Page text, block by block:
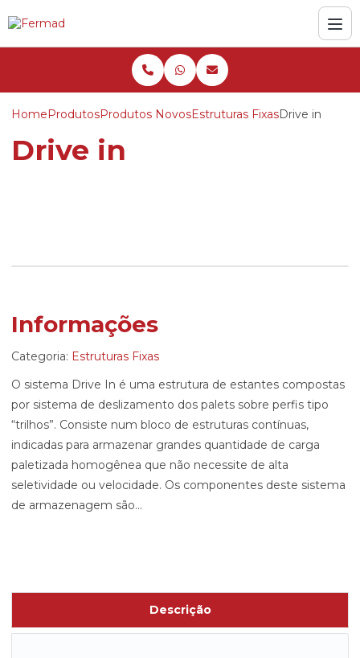
HomeProdutosProdutos NovosEstruturas FixasDrive in
Drive in
Informações
Categoria: Estruturas Fixas
O sistema Drive In é uma estrutura de estantes compostas
por sistema de deslizamento dos palets sobre perfis tipo
“trilhos”. Consiste num bloco de estruturas contínuas,
indicadas para armazenar grandes quantidade de carga
paletizada homogênea que não necessite de alta
seletividade ou velocidade. Os componentes deste sistema
de armazenagem são...
Descrição